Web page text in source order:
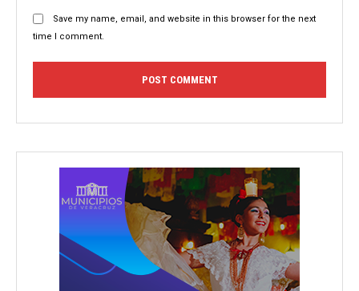
Save my name, email, and website in this browser for the next
time I comment.